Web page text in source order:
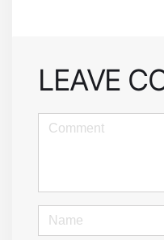
LEAVE
<b>Comment</b>
)
Name